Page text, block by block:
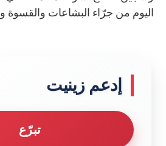
اليوم من جرّاء البشاعات والقسوة
إدعم زينيت
تبرّع